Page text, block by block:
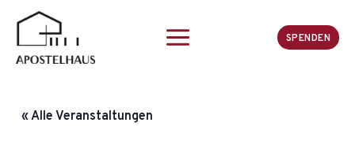
springen
SPENDEN
« Alle Veranstaltungen